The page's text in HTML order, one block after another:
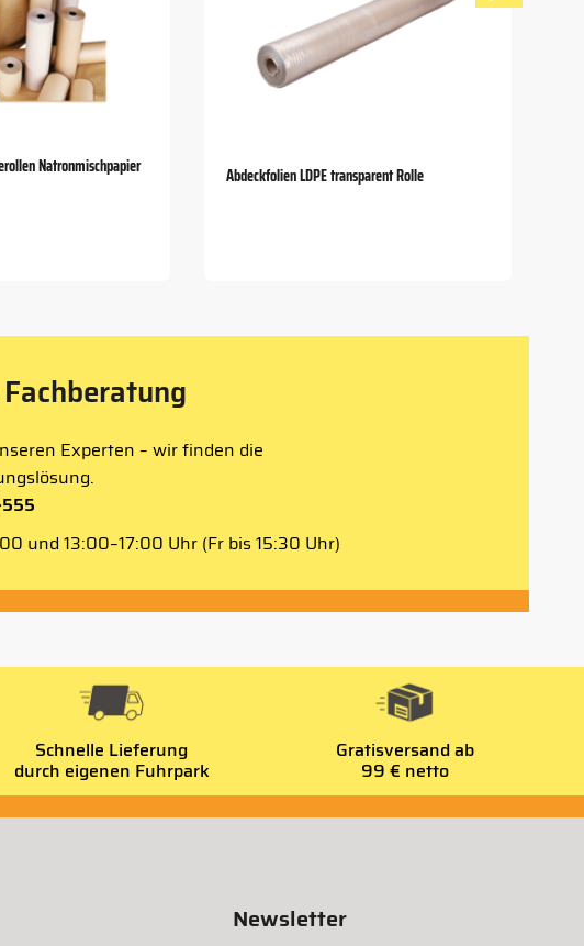
Natronmischpapier
Abdeckfolien LDPE transparent Rolle
Experten – wir finden die
und 13:00–17:00 Uhr (Fr bis 15:30 Uhr)
Schnelle Lieferung
durch eigenen Fuhrpark
Gratisversand ab
99 € netto
Newsletter